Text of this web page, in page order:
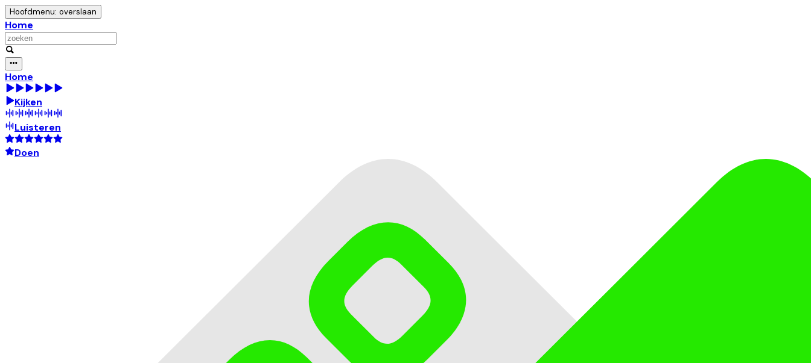
Hoofdmenu: overslaan
Home
Home
Kijken
Luisteren
Doen